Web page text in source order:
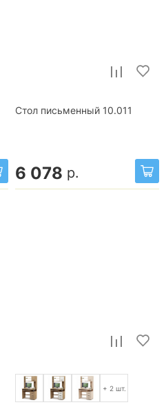
Стол письменный 10.011
6 078 р.
+ 2 шт.